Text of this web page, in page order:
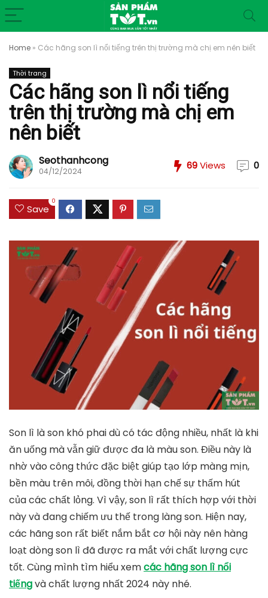
Home » Các hãng son lì nổi tiếng trên thị trường mà chị em nên biết
Thời trang
Các hãng son lì nổi tiếng
trên thị trường mà chị em
nên biết
Seothanhcong
04/12/2024 69Views 0
Save
0
Son lì là son khó phai dù có tác động nhiều, nhất là khi
ăn uống mà vẫn giữ được đa là màu son. Điều này là
nhờ vào công thức đặc biệt giúp tạo lớp màng mịn,
bền màu trên môi, đồng thời hạn chế sự thấm hút
của các chất lỏng. Vì vậy, son lì rất thích hợp với thời
này và đang chiếm ưu thế trong làng son. Hiện nay,
các hãng son rất biết nắm bắt cơ hội này nên hàng
loạt dòng son lì đã được ra mắt với chất lượng cực
tốt. Cùng mình tìm hiểu xemcác hãng son lì nổi
tiếngvà chất lượng nhất 2024 này nhé.